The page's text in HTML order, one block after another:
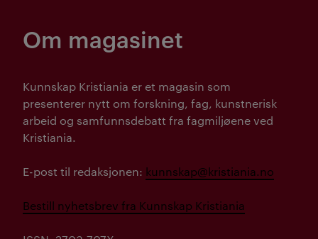
Om magasinet
Kunnskap Kristiania er et magasin som
presenterer nytt om forskning, fag, kunstnerisk
arbeid og samfunnsdebatt fra fagmiljøene ved
Kristiania.
E-post til redaksjonen: kunnskap@kristiania.no
Bestill nyhetsbrev fra Kunnskap Kristiania